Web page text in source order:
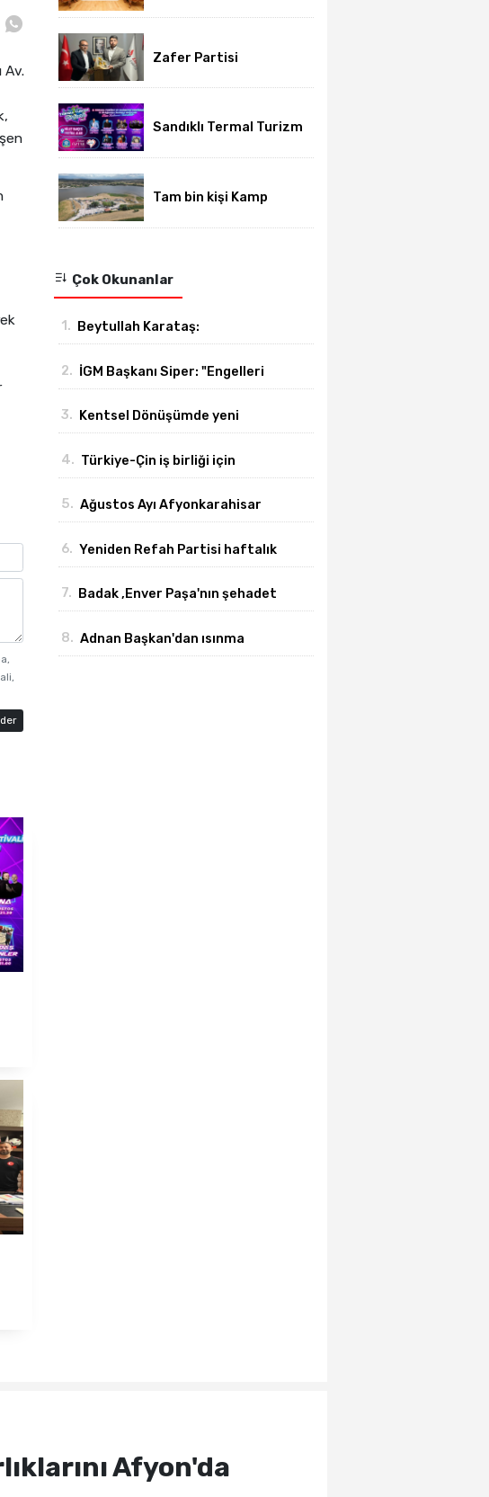
Av.
buluşması gerçekleşti
Zafer Partisi
dönem başladı
Sandıklı Termal Turizm
başlıyor
Tam bin kişi Kamp
buluştu
Çok Okunanlar
1. Beytullah Karataş:
2. İGM Başkanı Siper: "Engelleri
3. Kentsel Dönüşümde yeni
4. Türkiye-Çin iş birliği için
gerçekleşti
5. Ağustos Ayı Afyonkarahisar
gerçekleşti
6. Yeniden Refah Partisi haftalık
7. Badak ,Enver Paşa'nın şehadet
yayımladı
8. Adnan Başkan'dan ısınma
Afyon'da